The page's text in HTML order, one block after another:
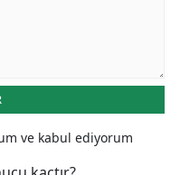
ve kabul ediyorum